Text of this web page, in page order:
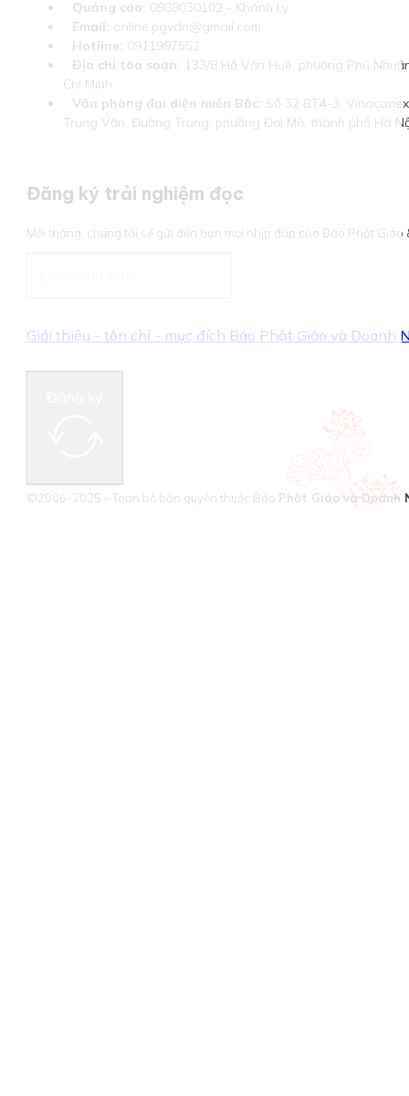
Quảng cáo: 0989030102 - Khánh Ly
Email: online.pgvdn@gmail.com
Hotline: 0911997552
Địa chỉ tòa soạn: 133/8 Hồ Văn Huê, phường Phú
Chí Minh
Văn phòng đại diện miền Bắc: Số 32 BT4-3,
Trung Văn, Đường Trung, phường Đại Mỗ, thành phố Hà
Đăng ký trải nghiệm đọc
Mỗi tháng, chúng tôi sẽ gửi đến bạn mọi nhịp đập của Báo Phật Giáo
Giới thiệu - tôn chỉ - mục đích Báo Phật Giáo và Doanh
©2006-2025 - Toàn bộ bản quyền thuộc Báo Phật Giáo và Doanh